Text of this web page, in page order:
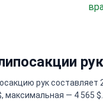
рук составляет
максимальная — 4 565 $.